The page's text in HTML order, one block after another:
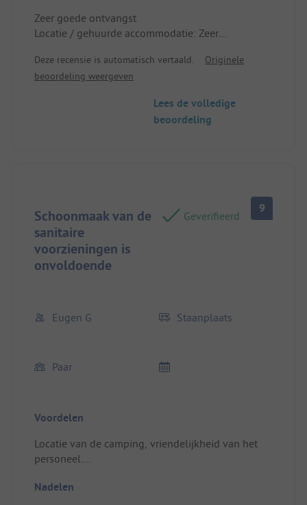
Zeer goede ontvangst
Locatie / gehuurde accommodatie: Zeer
Deze recensie is automatisch vertaald.
Originele
beoordeling weergeven
Lees de volledige
beoordeling
Schoonmaak van de
sanitaire
voorzieningen is
onvoldoende
Geverifieerd
9
Eugen G Staanplaats
Paar
Voordelen
Locatie van de camping, vriendelijkheid van het
personeel.
veel duivenpoep op de auto en de voortent.
Nadelen